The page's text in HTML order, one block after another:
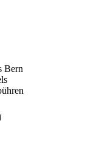
Bern